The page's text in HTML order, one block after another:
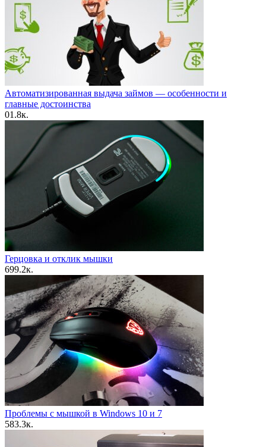
Автоматизированная выдача займов — особенности и
главные достоинства
01.8к.
Герцовка и отклик мышки
699.2к.
Проблемы с мышкой в Windows 10 и 7
583.3к.